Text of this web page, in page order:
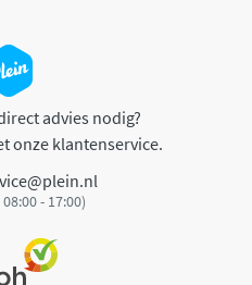
advies nodig?
onze klantenservice.
- 17:00)